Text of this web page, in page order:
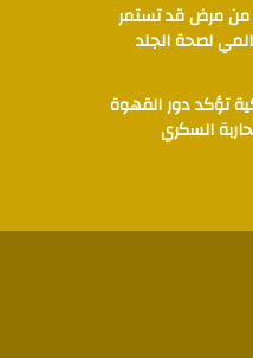
من مرض قد تستمر
لصحة الجلد
تؤكد دور القهوة
السكري